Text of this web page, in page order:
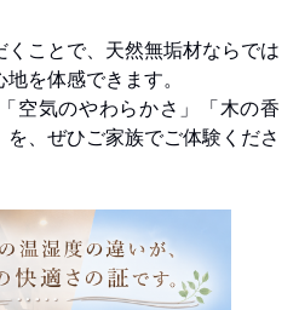
ことで、天然無垢材ならでは
を体感できます。
空気のやわらかさ」「木の香
、ぜひご家族でご体験くださ